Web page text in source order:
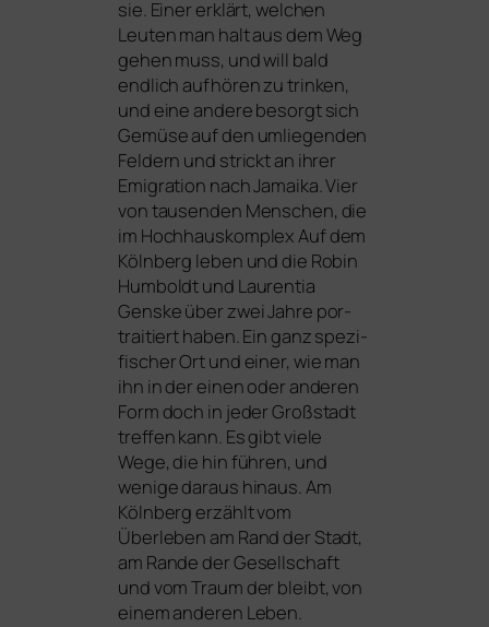
sie. Einer erklärt, wel­chen
Leuten man halt aus dem Weg
gehen muss, und will bald
end­lich auf­hö­ren zu trin­ken,
und eine ande­re besorgt sich
Gemüse auf den umlie­gen­den
Feldern und strickt an ihrer
Emigration nach Jamaika. Vier
von tau­sen­den Menschen, die
im Hochhauskomplex Auf dem
Kölnberg leben und die Robin
Humboldt und Laurentia
Genske über zwei Jahre por­
trai­tiert haben. Ein ganz spe­zi­
fi­scher Ort und einer, wie man
ihn in der einen oder ande­ren
Form doch in jeder Großstadt
tref­fen kann. Es gibt vie­le
Wege, die hin füh­ren, und
weni­ge dar­aus hin­aus. Am
Kölnberg erzählt vom
Überleben am Rand der Stadt,
am Rande der Gesellschaft
und vom Traum der bleibt, von
einem ande­ren Leben.